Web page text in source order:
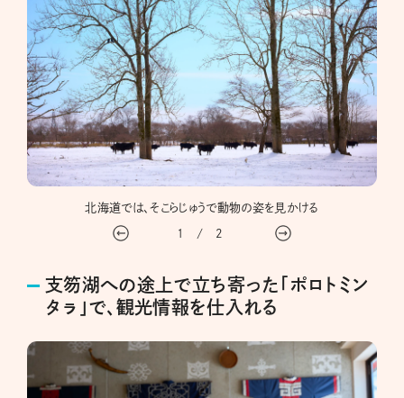
北海道では、そこらじゅうで動物の姿を見かける
1 / 2
支笏湖への途上で立ち寄った「ポロトミン
タㇻ」で、観光情報を仕入れる